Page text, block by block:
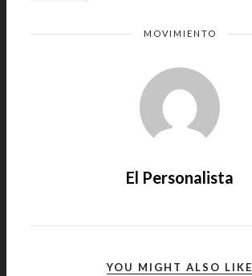
MOVIMIENTO
El Personalista
YOU MIGHT ALSO LIKE